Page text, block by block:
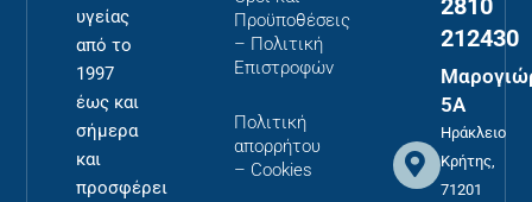
υγείας
από το
1997
έως και
σήμερα
και
προσφέρει
Προϋποθέσεις
– Πολιτική
Επιστροφών
Πολιτική
απορρήτου
– Cookies
212430
5Α
Ηράκλειο
Κρήτης,
71201